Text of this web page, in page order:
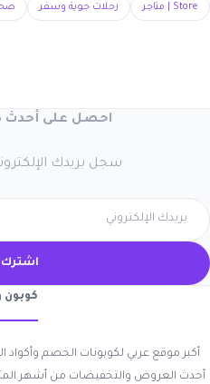
Store | متاجر رحلات جوية وسفر
احصل على أحدث
سجل بريدك
اشترك
كوبون
أكبر موقع عربي لكوبونات الخصم وأكواد
أحدث العروض والتخفيضات من أشهر